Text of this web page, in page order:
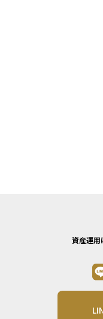
資産運用